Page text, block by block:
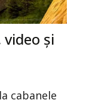
și
cabanele